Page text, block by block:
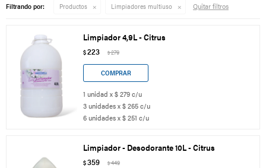
Filtrando por: Productos Limpiadores multiuso Quitar filtros
Limpiador 4,9L - Citrus
$223 $279
1 unidad x $ 279 c/u
3 unidades x $ 265 c/u
6 unidades x $ 251 c/u
Limpiador - Desodorante 10L - Citrus
$359 $449